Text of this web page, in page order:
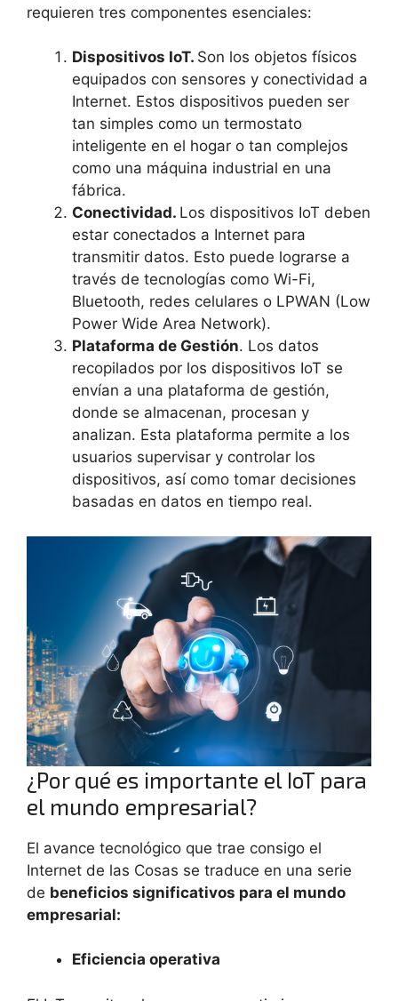
requieren tres componentes esenciales:
Dispositivos IoT. Son los objetos físicos
equipados con sensores y conectividad a
Internet. Estos dispositivos pueden ser
tan simples como un termostato
inteligente en el hogar o tan complejos
como una máquina industrial en una
fábrica.
Conectividad. Los dispositivos IoT deben
estar conectados a Internet para
transmitir datos. Esto puede lograrse a
través de tecnologías como Wi-Fi,
Bluetooth, redes celulares o LPWAN (Low
Power Wide Area Network).
Plataforma de Gestión. Los datos
recopilados por los dispositivos IoT se
envían a una plataforma de gestión,
donde se almacenan, procesan y
analizan. Esta plataforma permite a los
usuarios supervisar y controlar los
dispositivos, así como tomar decisiones
basadas en datos en tiempo real.
¿Por qué es importante el IoT para
el mundo empresarial?
El avance tecnológico que trae consigo el
Internet de las Cosas se traduce en una serie
de beneficios significativos para el mundo
empresarial:
Eficiencia operativa